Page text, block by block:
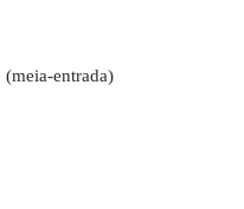
entrada)